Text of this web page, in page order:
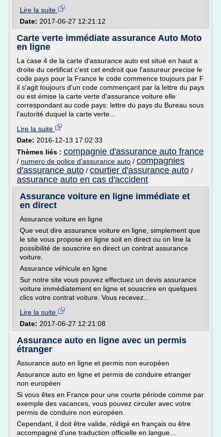
Lire la suite
Date: 2017-06-27 12:21:12
Carte verte immédiate assurance Auto Moto
en ligne
La case 4 de la carte d'assurance auto est situé en haut a
droite du certificat c'est cet endroit que l'assureur precise le
code pays pour la France le code commence toujours par F
il s'agit toujours d'un code commençant par la lettre du pays
ou est émise la carte verte d'assurance voiture elle
correspondant au code pays: lettre du pays du Bureau sous
l'autorité duquel la carte verte...
Lire la suite
Date: 2016-12-13 17:02:33
Thèmes liés : compagnie d'assurance auto france
/ numero de police d'assurance auto / compagnies
d'assurance auto / courtier d'assurance auto /
assurance auto en cas d'accident
Assurance voiture en ligne immédiate et
en direct
Assurance voiture en ligne
Que veut dire assurance voiture en ligne, simplement que
le site vous propose en ligne soit en direct ou on line la
possibilité de souscrire en direct un contrat assurance
voiture.
Assurance véhicule en ligne
Sur notre site vous pouvez effectuez un devis assurance
voiture immédiatement en ligne et souscrire en quelques
clics votre contrat voiture. Vous recevez...
Lire la suite
Date: 2017-06-27 12:21:08
Assurance auto en ligne avec un permis
étranger
Assurance auto en ligne et permis non européen
Assurance auto en ligne et permis de conduire etranger
non européen
Si vous êtes en France pour une courte période comme par
exemple des vacances, vous pouvez circuler avec votre
permis de conduire non européen.
Cependant, il doit être valide, rédigé en français ou être
accompagné d'une traduction officielle en langue...